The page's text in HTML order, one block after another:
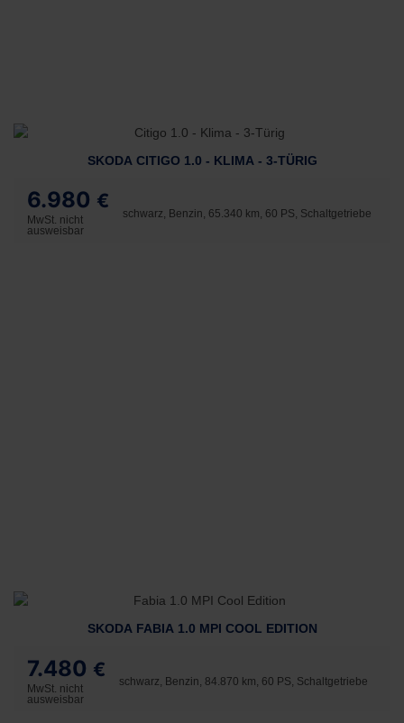
SKODA CITIGO 1.0 - KLIMA - 3-TÜRIG
6.980 €
MwSt. nicht
ausweisbar
schwarz, Benzin, 65.340 km, 60 PS, Schaltgetriebe
SKODA FABIA 1.0 MPI COOL EDITION
7.480 €
MwSt. nicht
ausweisbar
schwarz, Benzin, 84.870 km, 60 PS, Schaltgetriebe